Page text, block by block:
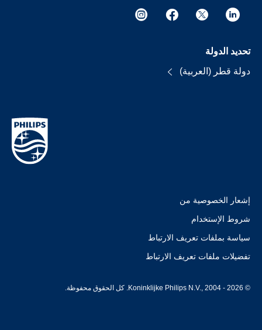
تحديد الدولة
دولة قطر (العربية)
إشعار الخصوصية من
شروط الإستخدام
سياسة بملفات تعريف الارتباط
تفضيلات ملفات تعريف الارتباط
© Koninklijke Philips N.V., 2004 - 2026. كل الحقوق محفوظة.